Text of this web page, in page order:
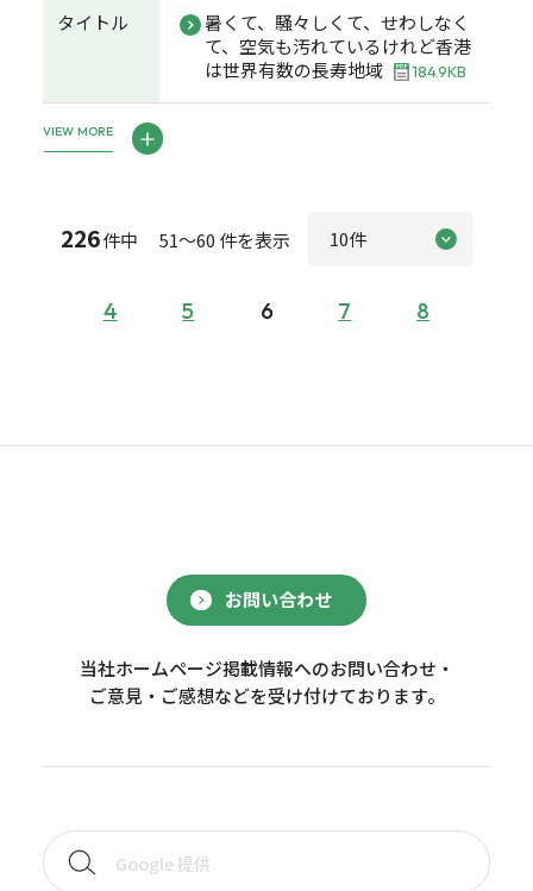
タイトル
暑くて、騒々しくて、せわしなく
て、空気も汚れているけれど香港
は世界有数の長寿地域
184.9KB
VIEW MORE
226件中 51～60 件を表示
4 5 6 7 8
お問い合わせ
当社ホームページ掲載情報へのお問い合わせ・
ご意見・ご感想などを受け付けております。